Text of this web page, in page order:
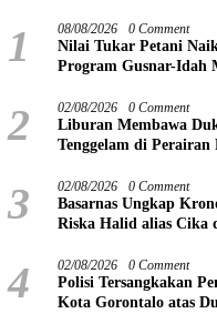
1 08/08/2026 0 Comment
Nilai Tukar Petani
Program Gusnar-Idah
2 02/08/2026 0 Comment
Liburan Membawa
Tenggelam di Perairan
3 02/08/2026 0 Comment
Basarnas Ungkap
Riska Halid alias Cika
4 02/08/2026 0 Comment
Polisi Tersangkakan
Kota Gorontalo atas